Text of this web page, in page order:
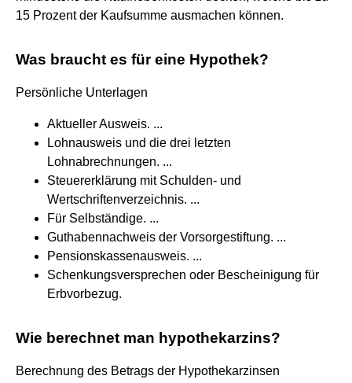
15 Prozent der Kaufsumme ausmachen können.
Was braucht es für eine Hypothek?
Persönliche Unterlagen
Aktueller Ausweis. ...
Lohnausweis und die drei letzten
Lohnabrechnungen. ...
Steuererklärung mit Schulden- und
Wertschriftenverzeichnis. ...
Für Selbständige. ...
Guthabennachweis der Vorsorgestiftung. ...
Pensionskassenausweis. ...
Schenkungsversprechen oder Bescheinigung für
Erbvorbezug.
Wie berechnet man hypothekarzins?
Berechnung des Betrags der Hypothekarzinsen